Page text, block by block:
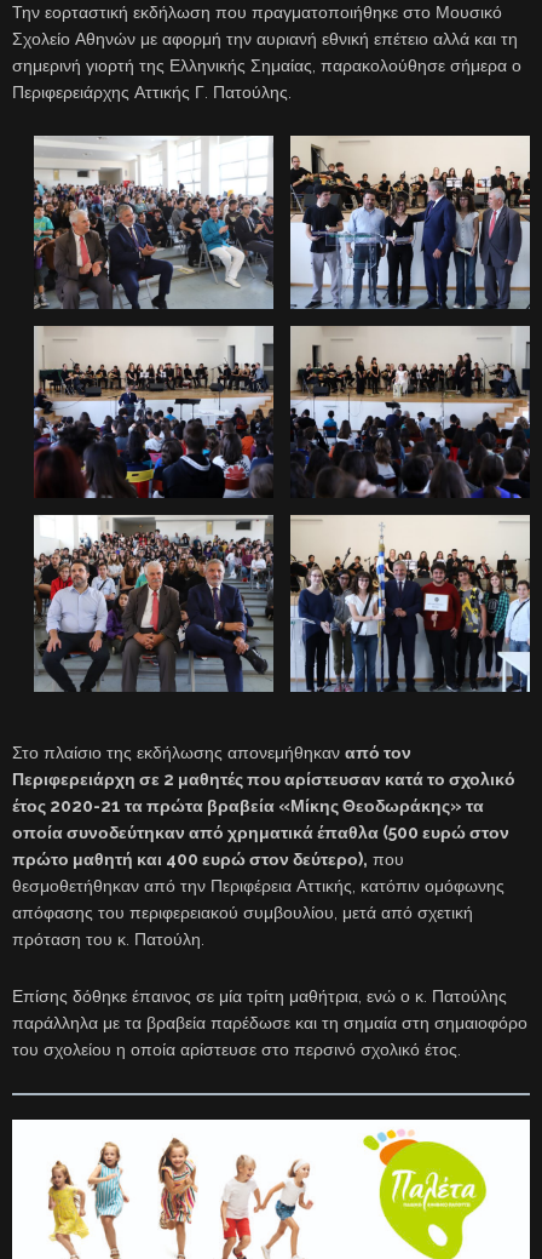
Την εορταστική εκδήλωση που πραγματοποιήθηκε στο Μουσικό
Σχολείο Αθηνών με αφορμή την αυριανή εθνική επέτειο αλλά και τη
σημερινή γιορτή της Ελληνικής Σημαίας, παρακολούθησε σήμερα ο
Περιφερειάρχης Αττικής Γ. Πατούλης.
Στο πλαίσιο της εκδήλωσης απονεμήθηκαν από τον
Περιφερειάρχη σε 2 μαθητές που αρίστευσαν κατά το σχολικό
έτος 2020-21 τα πρώτα βραβεία «Μίκης Θεοδωράκης» τα
οποία συνοδεύτηκαν από χρηματικά έπαθλα (500 ευρώ στον
πρώτο μαθητή και 400 ευρώ στον δεύτερο), που
θεσμοθετήθηκαν από την Περιφέρεια Αττικής, κατόπιν ομόφωνης
απόφασης του περιφερειακού συμβουλίου, μετά από σχετική
πρόταση του κ. Πατούλη.
Επίσης δόθηκε έπαινος σε μία τρίτη μαθήτρια, ενώ ο κ. Πατούλης
παράλληλα με τα βραβεία παρέδωσε και τη σημαία στη σημαιοφόρο
του σχολείου η οποία αρίστευσε στο περσινό σχολικό έτος.